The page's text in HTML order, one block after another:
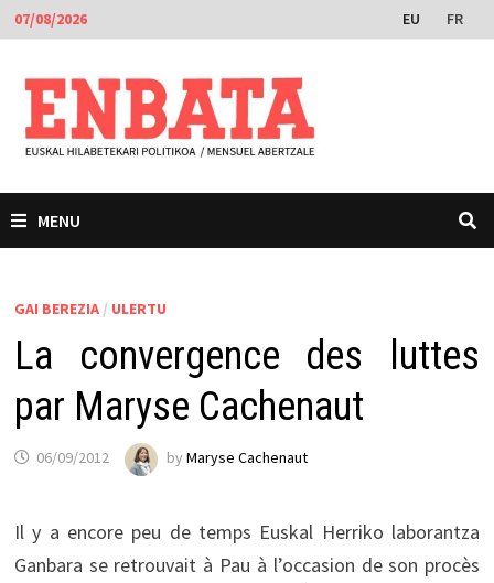
Skip
to
content
07/08/2026 EU FR
MENU
GAI BEREZIA/ ULERTU
La convergence des luttes
par Maryse Cachenaut
06/09/2012 by Maryse Cachenaut
Il y a encore peu de temps Euskal Herriko laborantza
Ganbara se retrouvait à Pau à l’occasion de son procès